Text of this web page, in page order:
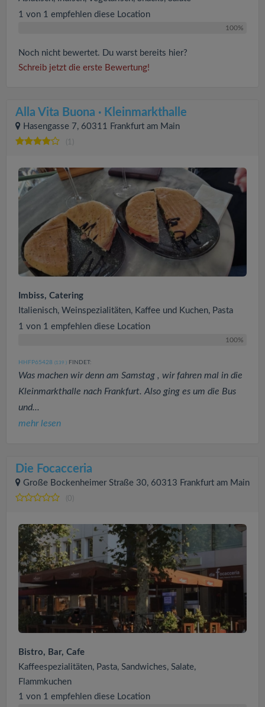
1 von 1 empfehlen diese Location
100%
Noch nicht bewertet. Du warst bereits hier?
Schreib jetzt die erste Bewertung!
Alla Vita Buona · Kleinmarkthalle
Hasengasse 7, 60311 Frankfurt am Main
(1)
Imbiss, Catering
Italienisch, Weinspezialitäten, Kaffee und Kuchen, Pasta
1 von 1 empfehlen diese Location
100%
HHFP65428 (139 ) FINDET:
Was machen wir denn am Samstag , wir fahren mal in die
Kleinmarkthalle nach Frankfurt. Also ging es um die Bus
und...
mehr lesen
Die Focacceria
Große Bockenheimer Straße 30, 60313 Frankfurt am Main
(0)
Bistro, Bar, Cafe
Kaffeespezialitäten, Pasta, Sandwiches, Salate,
Flammkuchen
1 von 1 empfehlen diese Location